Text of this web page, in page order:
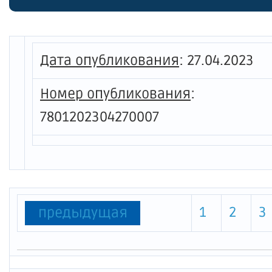
Дата опубликования: 27.04.2023
Номер опубликования:
7801202304270007
предыдущая 1 2 3